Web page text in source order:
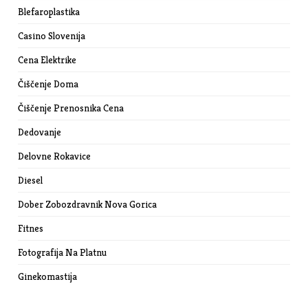
Blefaroplastika
Casino Slovenija
Cena Elektrike
Čiščenje Doma
Čiščenje Prenosnika Cena
Dedovanje
Delovne Rokavice
Diesel
Dober Zobozdravnik Nova Gorica
Fitnes
Fotografija Na Platnu
Ginekomastija